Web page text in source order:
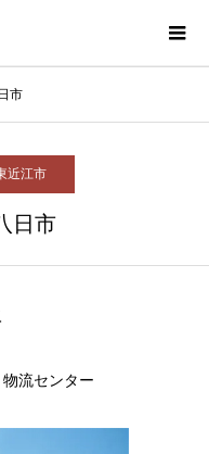
市
近江市
日市
流センター